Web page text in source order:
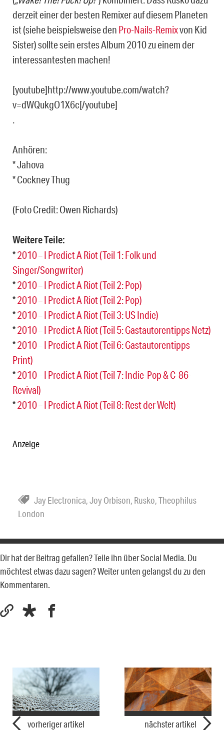
derzeit einer der besten Remixer auf diesem Planeten
ist (siehe beispielsweise den Pro-Nails-Remixvon Kid
Sister) sollte sein erstes Album 2010 zu einem der
interessantesten machen!
[youtube]http://www.youtube.com/watch?
v=dWQukgO1X6c[/youtube]
.
Anhören:
* Jahova
* Cockney Thug
(Foto Credit: Owen Richards)
Weitere Teile:
*2010 – I Predict A Riot (Teil 1: Folk und
Singer/Songwriter)
*2010 – I Predict A Riot (Teil 2: Pop)
*2010 – I Predict A Riot (Teil 2: Pop)
*2010 – I Predict A Riot (Teil 3: US Indie)
*2010 – I Predict A Riot (Teil 5: Gastautorentipps Netz)
*2010 – I Predict A Riot (Teil 6: Gastautorentipps
Print)
*2010 – I Predict A Riot (Teil 7: Indie-Pop & C-86-
Revival)
*2010 – I Predict A Riot (Teil 8: Rest der Welt)
Anzeige
Jay Electronica,Joy Orbison, Rusko,Theophilus
London
Dir hat der Beitrag gefallen? Teile ihn über Social Media. Du
möchtest etwas dazu sagen? Weiter unten gelangst du zu den
Kommentaren.
vorheriger artikel nächster artikel